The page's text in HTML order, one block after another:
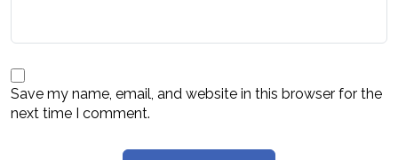
Save my name, email, and website in this browser for the
next time I comment.